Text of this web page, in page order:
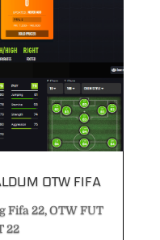
OTW FIFA
Fifa 22,OTW FUT
22